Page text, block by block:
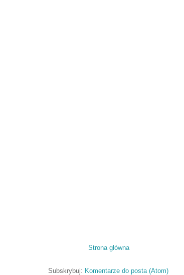
Strona główna
Subskrybuj: Komentarze do posta (Atom)